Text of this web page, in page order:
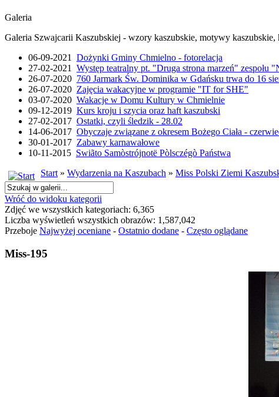
Galeria
Galeria Szwajcarii Kaszubskiej - wzory kaszubskie, motywy
06-09-2021 Dożynki Gminy Chmielno - fotorelacja
27-02-2021 Występ teatralny pt. "Druga strona marzeń" zespołu
26-07-2020 760 Jarmark Św. Dominika w Gdańsku trwa do 16
26-07-2020 Zajęcia wakacyjne w programie "IT for SHE"
03-07-2020 Wakacje w Domu Kultury w Chmielnie
09-12-2019 Kurs kroju i szycia oraz haft kaszubski
27-02-2017 Ostatki, czyli śledzik - 28.02
14-06-2017 Obyczaje związane z okresem Bożego Ciała -
30-01-2017 Zabawy karnawałowe
10-11-2015 Swiãto Samòstrójnotë Pòlsczégò Państwa
Start» Wydarzenia na Kaszubach » Miss Polski Ziemi
Wróć do widoku kategorii
Zdjęć we wszystkich kategoriach: 6,365
Liczba wyświetleń wszystkich obrazów: 1,587,042
Przeboje Najwyżej oceniane - Ostatnio dodane - Często oglądane
Miss-195